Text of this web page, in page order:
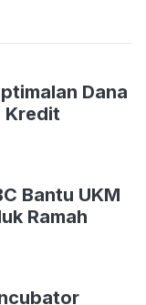
Dana
Kredit
Bantu UKM
Ramah